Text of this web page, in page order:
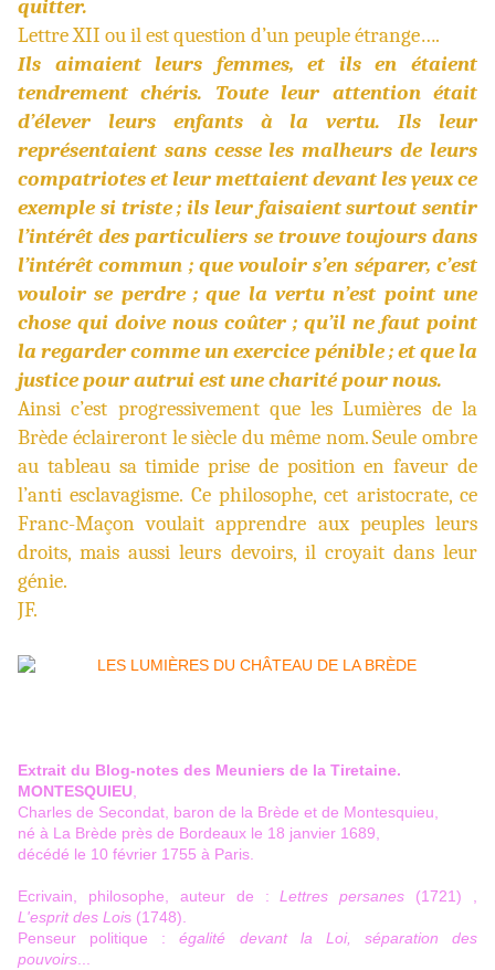
quitter.
Lettre XII ou il est question d’un peuple étrange….
Ils aimaient leurs femmes, et ils en étaient
tendrement chéris. Toute leur attention était
d’élever leurs enfants à la vertu. Ils leur
représentaient sans cesse les malheurs de leurs
compatriotes et leur mettaient devant les yeux ce
exemple si triste ; ils leur faisaient surtout sentir
l’intérêt des particuliers se trouve toujours dans
l’intérêt commun ; que vouloir s’en séparer, c’est
vouloir se perdre ; que la vertu n’est point une
chose qui doive nous coûter ; qu’il ne faut point
la regarder comme un exercice pénible ; et que la
justice pour autrui est une charité pour nous.
Ainsi c’est progressivement que les Lumières de la
Brède éclaireront le siècle du même nom. Seule ombre
au tableau sa timide prise de position en faveur de
l’anti esclavagisme. Ce philosophe, cet aristocrate, ce
Franc-Maçon voulait apprendre aux peuples leurs
droits, mais aussi leurs devoirs, il croyait dans leur
génie.
JF.
Extrait du Blog-notes des Meuniers de la Tiretaine.
MONTESQUIEU
Charles de Secondat, baron de la Brède et de Montesquieu,
né à La Brède près de Bordeaux le 18 janvier 1689,
décédé le 10 février 1755 à Paris.
Ecrivain, philosophe, auteur de :Lettres persanes (1721) ,
L'esprit des Lois (1748).
Penseur politique :égalité devant la Loi, séparation des
pouvoirs